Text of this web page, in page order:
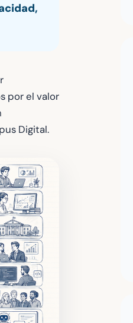
por el valor
Digital.